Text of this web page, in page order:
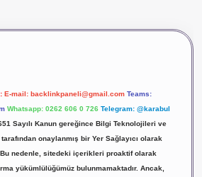
E-mail: backlinkpaneli@gmail.com Teams:
Whatsapp: 0262 606 0 726 Telegram: @karabul
Sayılı Kanun gereğince Bilgi Teknolojileri ve
onaylanmış bir Yer Sağlayıcı olarak
nedenle, sitedeki içerikleri proaktif olarak
yükümlülüğümüz bulunmamaktadır. Ancak,